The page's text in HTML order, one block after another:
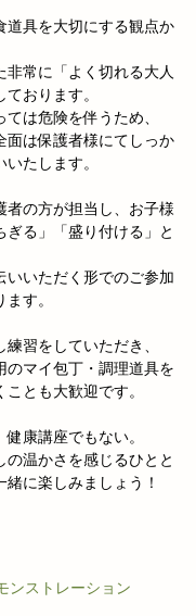
道具を大切にする観点か
非常に「よく切れる大人
おります。
は危険を伴うため、
面は保護者様にてしっか
たします。
者の方が担当し、お子様
ぎる」「盛り付ける」と
いいただく形でのご参加
す。
習をしていただき、
のマイ包丁・調理道具を
とも大歓迎です。
康講座でもない。
の温かさを感じるひとと
に楽しみましょう！
ンストレーション